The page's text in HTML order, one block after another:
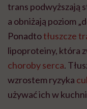
trans podwyższają
a obniżają poziom
Ponadtotłuszcze
lipoproteiny, która
choroby serca.
wzrostem ryzyka
używać ich w